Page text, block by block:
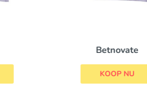
Betnovate
KOOP NU